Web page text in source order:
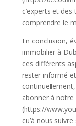
d’experts et
comprendre le
En conclusion,
immobilier à
des différents
rester informé
abonner à notre
(https://
qu’à nous